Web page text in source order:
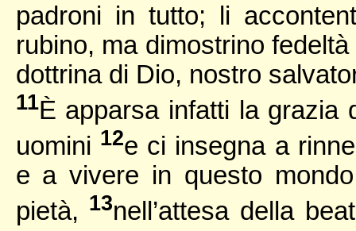
padroni in tutto; li
rubino, ma dimostrino
dottrina di Dio, nostro
11È apparsa infatti la grazia
uomini 12e ci insegna a
e a vivere in questo
pietà, 13nell’attesa della